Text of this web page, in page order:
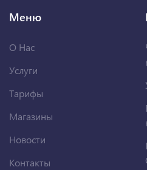
Меню
О Нас
Услуги
Тарифы
Магазины
Новости
Контакты